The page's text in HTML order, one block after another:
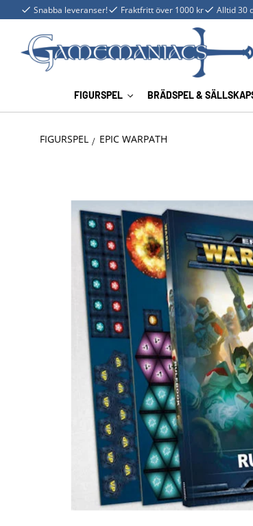
Snabba leveranser! Fraktfritt över 1000 kr Alltid 30
FIGURSPEL BRÄDSPEL &
FIGURSPEL EPIC WARPATH